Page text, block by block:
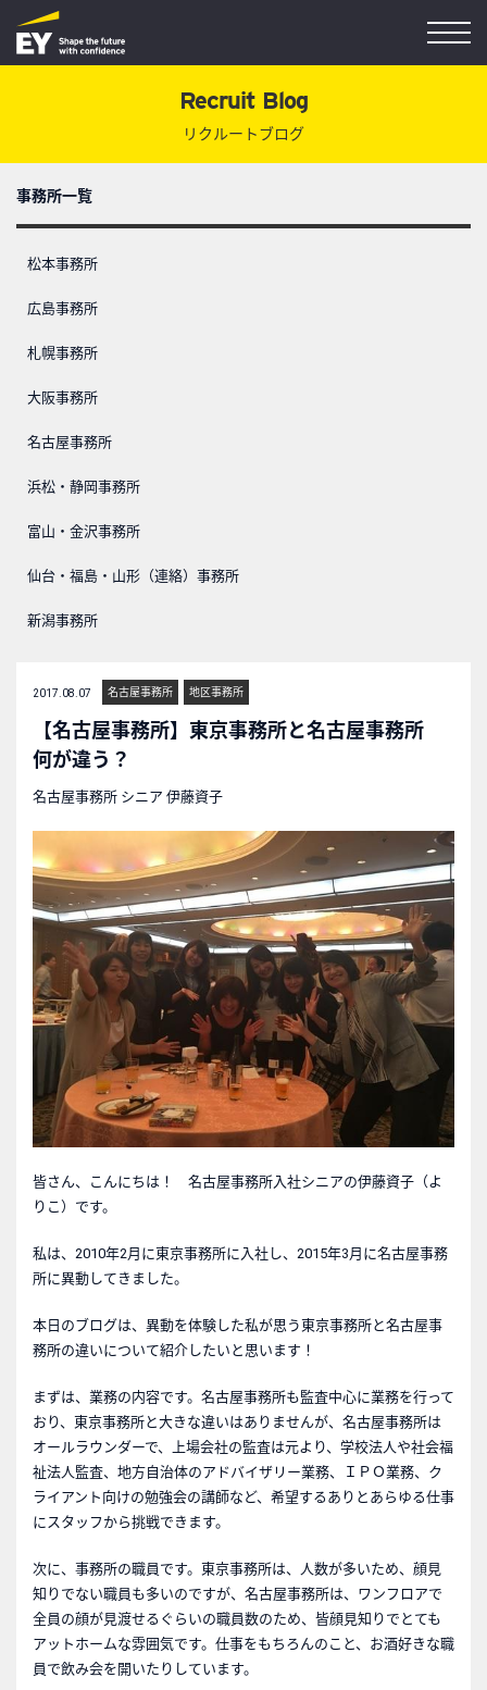
Recruit Blog
リクルートブログ
事務所一覧
松本事務所
広島事務所
札幌事務所
大阪事務所
名古屋事務所
浜松・静岡事務所
富山・金沢事務所
仙台・福島・山形（連絡）事務所
新潟事務所
2017.08.07 名古屋事務所 地区事務所
【名古屋事務所】東京事務所と名古屋事務所
何が違う？
名古屋事務所 シニア 伊藤資子
皆さん、こんにちは！ 名古屋事務所入社シニアの伊藤資子（よ
りこ）です。
私は、2010年2月に東京事務所に入社し、2015年3月に名古屋事務
所に異動してきました。
本日のブログは、異動を体験した私が思う東京事務所と名古屋事
務所の違いについて紹介したいと思います！
まずは、業務の内容です。名古屋事務所も監査中心に業務を行って
おり、東京事務所と大きな違いはありませんが、名古屋事務所は
オールラウンダーで、上場会社の監査は元より、学校法人や社会福
祉法人監査、地方自治体のアドバイザリー業務、ＩＰＯ業務、ク
ライアント向けの勉強会の講師など、希望するありとあらゆる仕事
にスタッフから挑戦できます。
次に、事務所の職員です。東京事務所は、人数が多いため、顔見
知りでない職員も多いのですが、名古屋事務所は、ワンフロアで
全員の顔が見渡せるぐらいの職員数のため、皆顔見知りでとても
アットホームな雰囲気です。仕事をもちろんのこと、お酒好きな職
員で飲み会を開いたりしています。